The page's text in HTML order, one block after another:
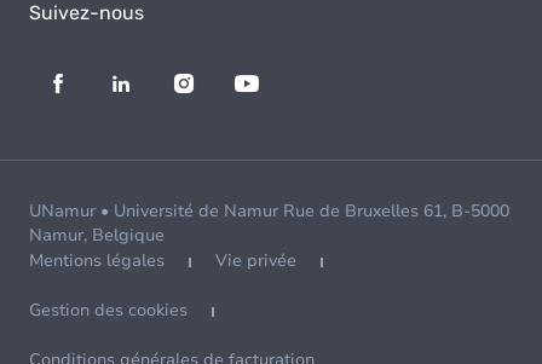
Suivez-nous
UNamur • Université de Namur Rue de Bruxelles 61, B-5000
Namur, Belgique
Mentions légales
Vie privée
Gestion des cookies